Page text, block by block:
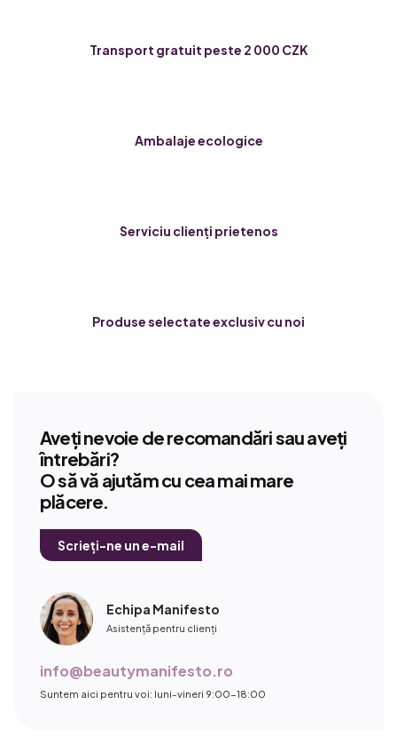
Transport gratuit peste 2 000 CZK
Ambalaje ecologice
Serviciu clienți prietenos
Produse selectate exclusiv cu noi
Aveți nevoie de recomandări sau aveți
întrebări?
O să vă ajutăm cu cea mai mare
plăcere.
Scrieți-ne un e-mail
Echipa Manifesto
Asistență pentru clienți
info@beautymanifesto.ro
Suntem aici pentru voi: luni-vineri 9:00-18:00